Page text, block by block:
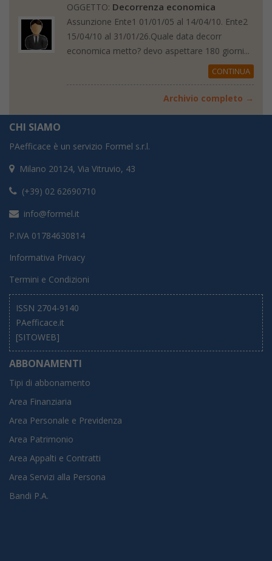
OGGETTO: Decorrenza economica
Assunzione Ente1 01/01/05 al 14/04/10. Ente2
15/04/10 al 31/01/26.Quale data decorr
economica metto? devo aspettare 180 giorni...
CONTINUA
Archivio completo →
CHI SIAMO
PAefficace è un servizio Formel s.r.l.
Milano 20124, Via Vitruvio, 43
(+39) 02 62690710
info@formel.it
P.IVA 01784630814
Informativa Privacy
Termini e Condizioni
ISSN 2704-9140
PAefficace.it
[SITOWEB]
ABBONAMENTI
Tipi di abbonamento
Area Finanziaria
Area Personale e Previdenza
Area Patrimonio
Area Appalti e Contratti
Area Servizi alla Persona
Bandi P.A.